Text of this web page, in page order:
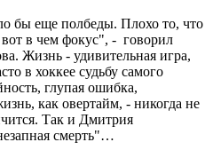
бы еще полбеды. Плохо то, что
в чем фокус", - говорил
Жизнь - удивительная игра,
в хоккее судьбу самого
глупая ошибка,
как овертайм, - никогда не
Так и Дмитрия
смерть"…